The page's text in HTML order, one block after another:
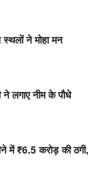
ने मोहा मन
ने लगाए नीम के पौधे
में ₹6.5 करोड़ की ठगी,